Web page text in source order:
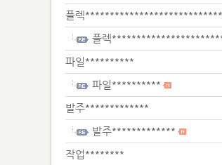
플렉
플렉
파일**********
파일**********
발주*************
발주*************
작업********